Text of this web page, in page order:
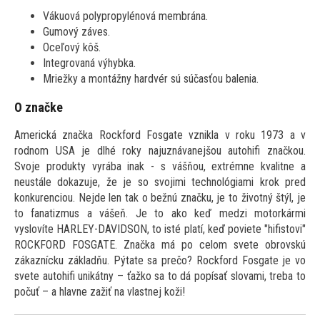
Vákuová polypropylénová membrána.
Gumový záves.
Oceľový kôš.
Integrovaná výhybka.
Mriežky a montážny hardvér sú súčasťou balenia.
O značke
Americká značka Rockford Fosgate vznikla v roku 1973 a v
rodnom USA je dlhé roky najuznávanejšou autohifi značkou.
Svoje produkty vyrába inak - s vášňou, extrémne kvalitne a
neustále dokazuje, že je so svojimi technológiami krok pred
konkurenciou. Nejde len tak o bežnú značku, je to životný štýl, je
to fanatizmus a vášeň. Je to ako keď medzi motorkármi
vyslovíte HARLEY-DAVIDSON, to isté platí, keď poviete "hifistovi"
ROCKFORD FOSGATE. Značka má po celom svete obrovskú
zákaznícku základňu. Pýtate sa prečo? Rockford Fosgate je vo
svete autohifi unikátny – ťažko sa to dá popísať slovami, treba to
počuť – a hlavne zažiť na vlastnej koži!